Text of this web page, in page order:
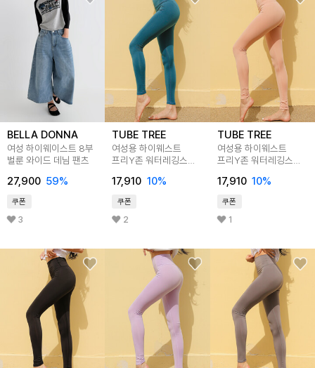
BELLA DONNA
여성 하이웨이스트 8부
벌룬 와이드 데님 팬츠
27,900 59%
쿠폰
3
TUBE TREE
여성용 하이웨스트
프리Y존 워터레깅스
17,910 10%
쿠폰
2
TUBE TREE
여성용 하이웨스트
프리Y존 워터레깅스
17,910 10%
쿠폰
1